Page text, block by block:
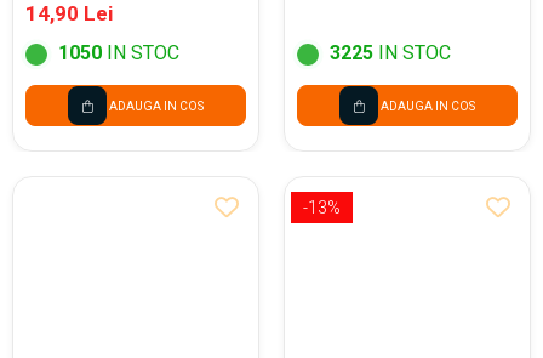
14,90 Lei
1050 IN STOC
ADAUGA IN COS
3225 IN STOC
ADAUGA IN COS
-13%